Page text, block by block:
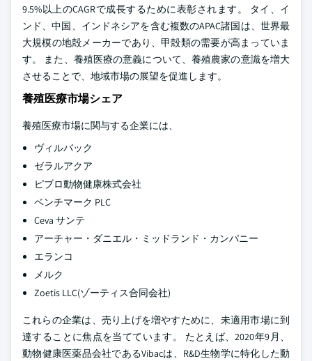
9.5%以上のCAGRで成長するために表彰されます。 タイ、イ
ンド、中国、インドネシアを含む複数のAPAC諸国は、世界最
大規模の地殻メーカーであり、甲殻類の需要が高まっていま
す。 また、養殖医療の意義について、養殖農家の意識を増大
させることで、地域市場の展望を促進します。
養殖医療市場シェア
養殖医療市場に関与する企業には、
ヴィルバック
ゼラルアクア
ピブロ動物健康株式会社
ベンチマーク PLC
Ceva サンテ
アーチャー・ダニエル・ミッドランド・カンパニー
エランコ
メルク
Zoetis LLC(ゾーティス合同会社)
これらの企業は、売り上げを増やすために、未適用市場に到
達することに焦点を当てています。 たとえば、2020年9月、
動物健康医薬品会社であるVibacは、R&D生物学に特化した動